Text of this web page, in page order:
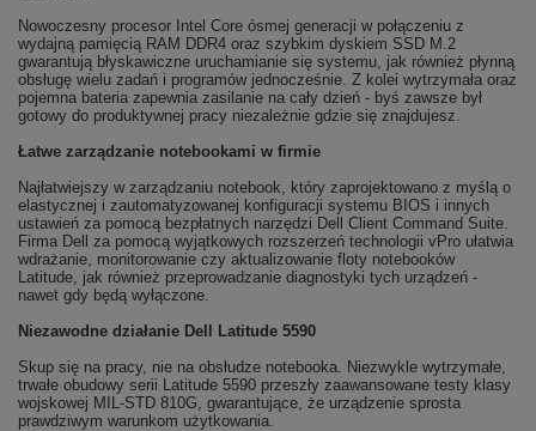
Nowoczesny procesor Intel Core ósmej generacji w połączeniu z
wydajną pamięcią RAM DDR4 oraz szybkim dyskiem SSD M.2
gwarantują błyskawiczne uruchamianie się systemu, jak również płynną
obsługę wielu zadań i programów jednocześnie. Z kolei wytrzymała oraz
pojemna bateria zapewnia zasilanie na cały dzień - byś zawsze był
gotowy do produktywnej pracy niezależnie gdzie się znajdujesz.
Łatwe zarządzanie notebookami w firmie
Najłatwiejszy w zarządzaniu notebook, który zaprojektowano z myślą o
elastycznej i zautomatyzowanej konfiguracji systemu BIOS i innych
ustawień za pomocą bezpłatnych narzędzi Dell Client Command Suite.
Firma Dell za pomocą wyjątkowych rozszerzeń technologii vPro ułatwia
wdrażanie, monitorowanie czy aktualizowanie floty notebooków
Latitude, jak również przeprowadzanie diagnostyki tych urządzeń -
nawet gdy będą wyłączone.
Niezawodne działanie Dell Latitude 5590
Skup się na pracy, nie na obsłudze notebooka. Niezwykle wytrzymałe,
trwałe obudowy serii Latitude 5590 przeszły zaawansowane testy klasy
wojskowej MIL-STD 810G, gwarantujące, że urządzenie sprosta
prawdziwym warunkom użytkowania.